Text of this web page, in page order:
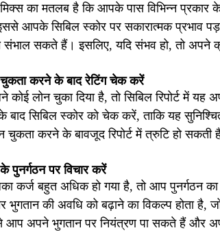
का मतलब है कि आपके पास विभिन्न प्रकार
आपके सिबिल स्कोर पर सकारात्मक प्रभाव
संभाल सकते हैं। इसलिए, यदि संभव हो, तो अपने
करने के बाद रेटिंग चेक करें
कोई लोन चुका दिया है, तो सिबिल रिपोर्ट
बाद सिबिल स्कोर को चेक करें, ताकि यह
चुकता करने के बावजूद रिपोर्ट में त्रुटि हो
पुनर्गठन पर विचार करें
कर्ज बहुत अधिक हो गया है, तो आप पुनर्गठन
भुगतान की अवधि को बढ़ाने का विकल्प होता
आप अपने भुगतान पर नियंत्रण पा सकते हैं और